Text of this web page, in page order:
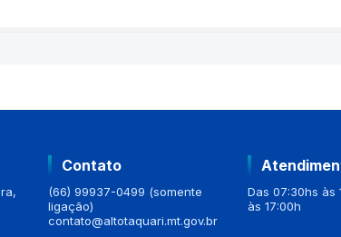
Contato
(66) 99937-0499 (somente
ligação)
contato@altotaquari.mt.gov.br
Das 07:30hs às
às 17:00h